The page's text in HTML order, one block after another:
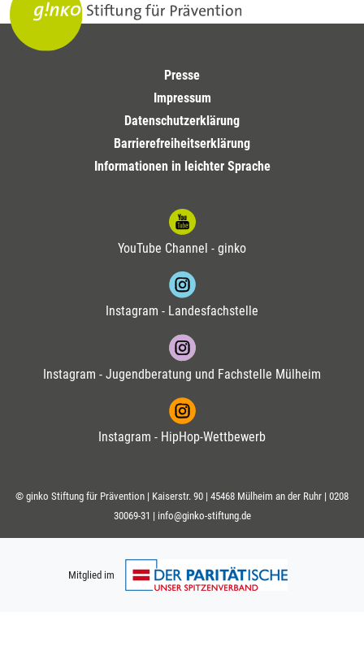
Presse
Impressum
Datenschutzerklärung
Barrierefreiheitserklärung
Informationen in leichter Sprache
YouTube Channel - ginko
Instagram - Landesfachstelle
Instagram - Jugendberatung und Fachstelle Mülheim
Instagram - HipHop-Wettbewerb
© ginko Stiftung für Prävention | Kaiserstr. 90 | 45468 Mülheim an der Ruhr | 0208
30069-31 | info@ginko-stiftung.de
Mitglied im